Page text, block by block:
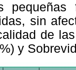
pequeñas
sin
de
y